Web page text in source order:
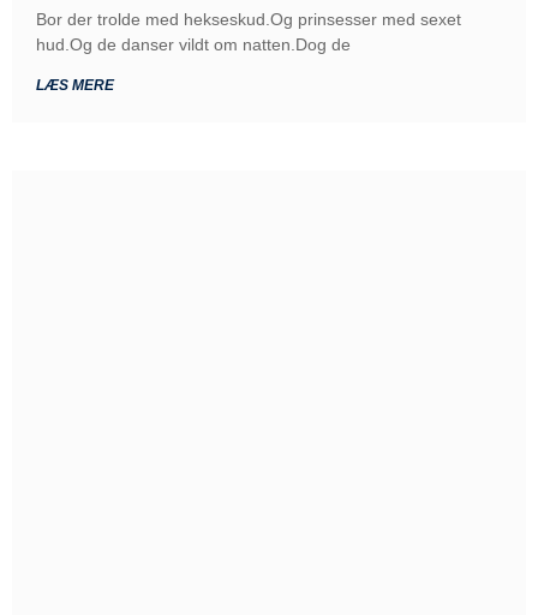
Bor der trolde med hekseskud.Og prinsesser med sexet
hud.Og de danser vildt om natten.Dog de
LÆS MERE